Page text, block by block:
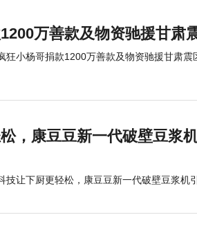
万善款及物资驰援甘肃
狂小杨哥捐款1200万善款及物资驰援甘肃震
，康豆豆新一代破壁豆浆
技让下厨更轻松，康豆豆新一代破壁豆浆机